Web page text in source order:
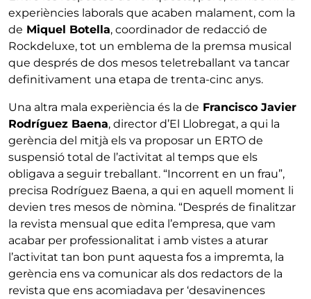
experiències laborals que acaben malament, com la
de Miquel Botella, coordinador de redacció de
Rockdeluxe, tot un emblema de la premsa musical
que després de dos mesos teletreballant va tancar
definitivament una etapa de trenta-cinc anys.
Una altra mala experiència és la de Francisco Javier
Rodríguez Baena, director d’El Llobregat, a qui la
gerència del mitjà els va proposar un ERTO de
suspensió total de l’activitat al temps que els
obligava a seguir treballant. “Incorrent en un frau”,
precisa Rodríguez Baena, a qui en aquell moment li
devien tres mesos de nòmina. “Després de finalitzar
la revista mensual que edita l’empresa, que vam
acabar per professionalitat i amb vistes a aturar
l’activitat tan bon punt aquesta fos a impremta, la
gerència ens va comunicar als dos redactors de la
revista que ens acomiadava per ‘desavinences